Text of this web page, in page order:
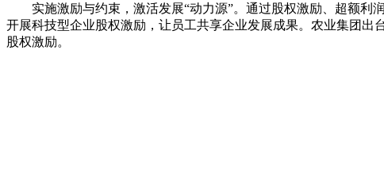
实施激励与约束，激活发展“动力源”。通过股权激励、超额利
开展科技型企业股权激励，让员工共享企业发展成果。农业集团
股权激励。